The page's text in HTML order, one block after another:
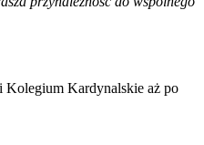
Kolegium Kardynalskie aż po